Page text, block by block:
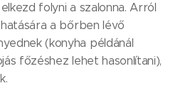
folyni a szalonna. Arról
a bőrben lévő
(konyha példánál
főzéshez lehet hasonlítani),